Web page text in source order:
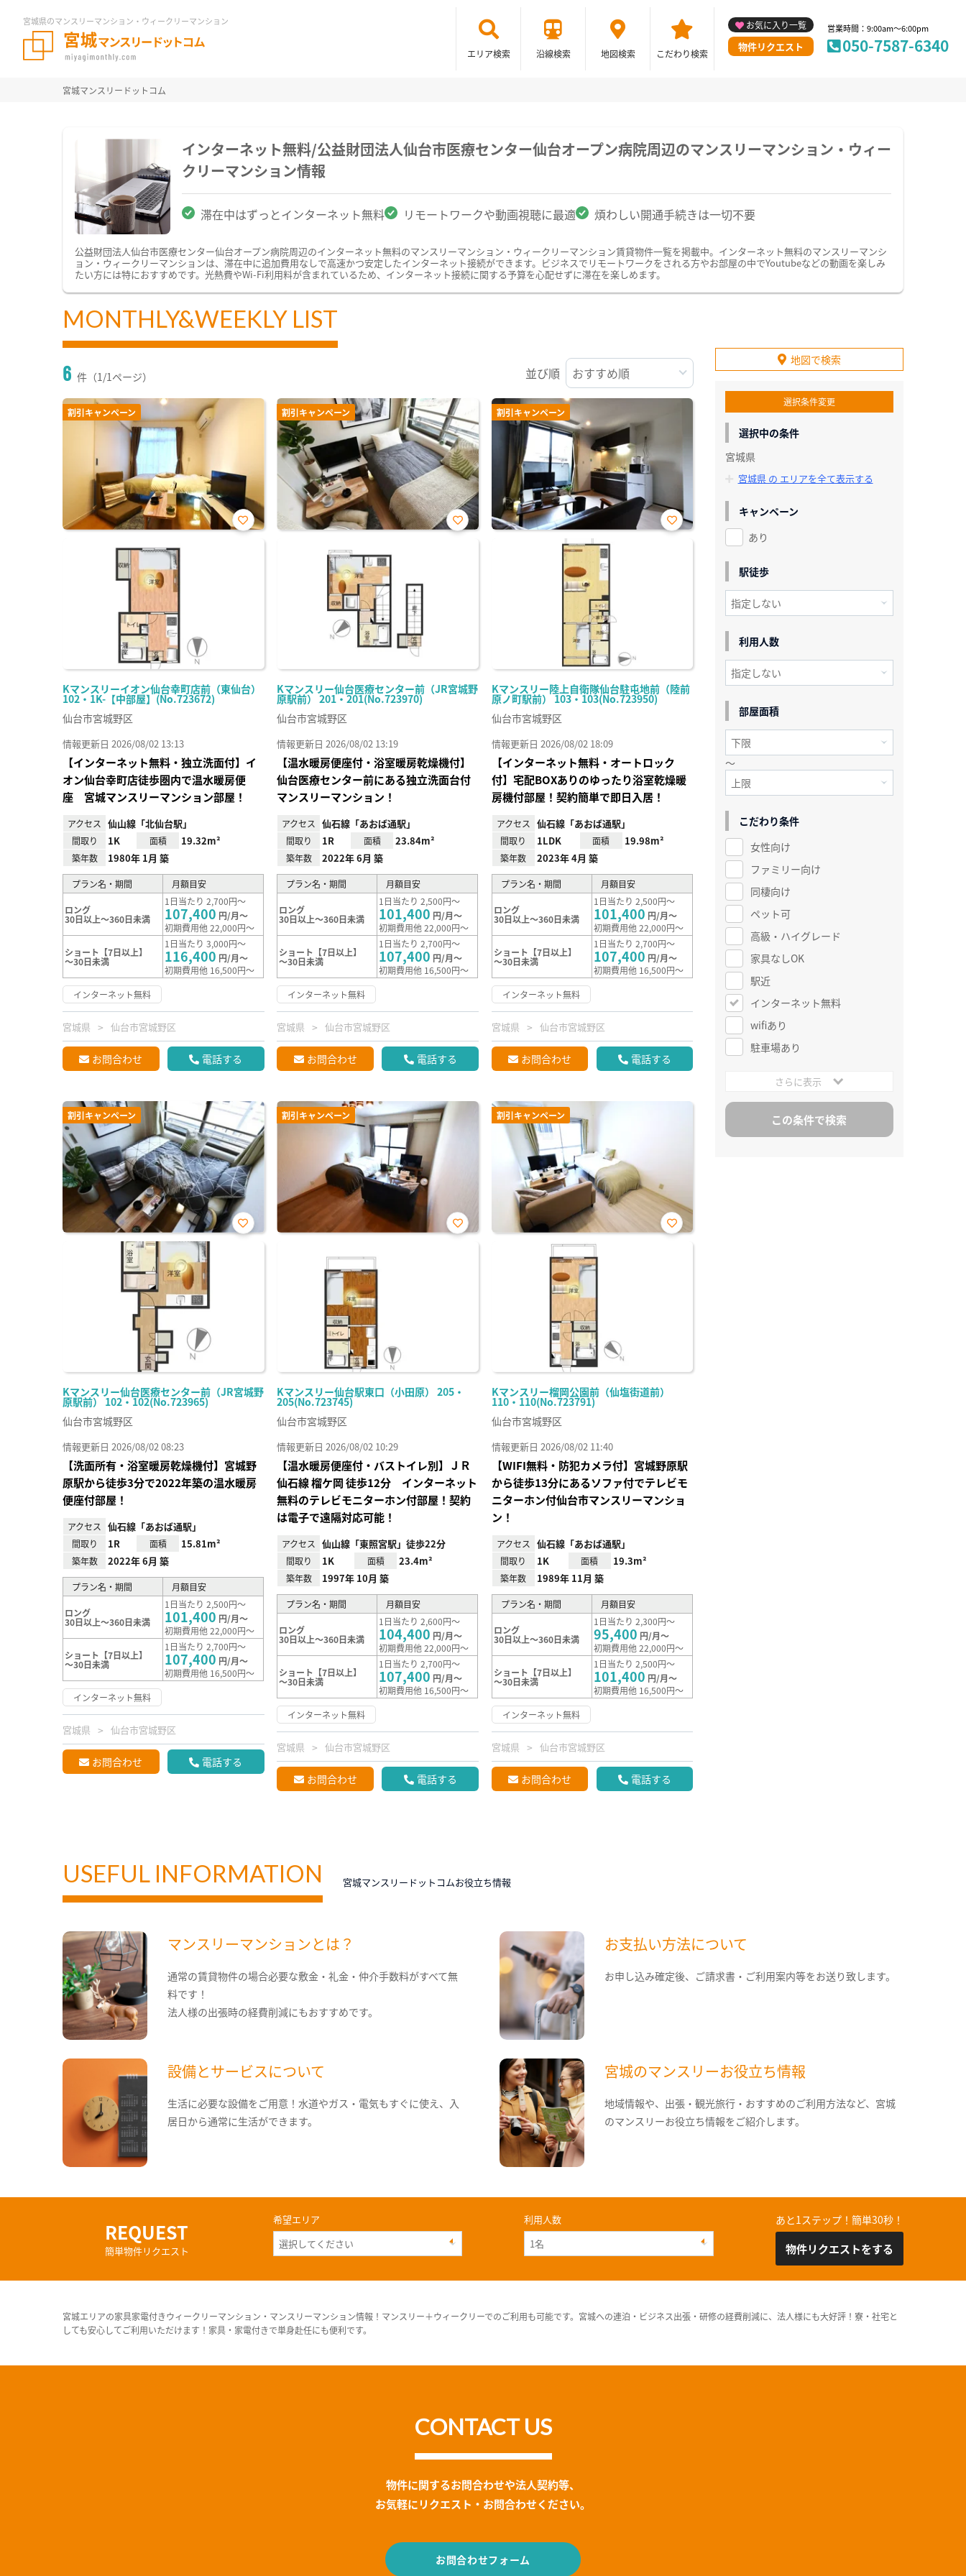
宮城県のマンスリーマンション・ウィークリーマンション
エリア検索 沿線検索 地図検索 こだわり検索
お気に入り一覧
物件リクエスト
営業時間：9:00am～6:00pm
050-7587-6340
宮城マンスリードットコム
インターネット無料/公益財団法人仙台市医療センター仙台オープン病院周辺のマンスリーマンション・ウィー
クリーマンション情報
滞在中はずっとインターネット無料 リモートワークや動画視聴に最適 煩わしい開通手続きは一切不要
公益財団法人仙台市医療センター仙台オープン病院周辺のインターネット無料のマンスリーマンション・ウィークリーマンション賃貸物件一覧を掲載中。インターネット無料のマンスリーマンシ
ョン・ウィークリーマンションは、滞在中に追加費用なしで高速かつ安定したインターネット接続ができます。ビジネスでリモートワークをされる方やお部屋の中でYoutubeなどの動画を楽しみ
たい方には特におすすめです。光熱費やWi-Fi利用料が含まれているため、インターネット接続に関する予算を心配せずに滞在を楽しめます。
MONTHLY&WEEKLY LIST
6 件（1/1ページ） 並び順
割引キャンペーン
Kマンスリーイオン仙台幸町店前（東仙台）
102・1K-【中部屋】(No.723672)
お気
仙台市宮城野区
情報更新日 2026/08/02 13:13
【インターネット無料・独立洗面付】イ
オン仙台幸町店徒歩圏内で温水暖房便
座 宮城マンスリーマンション部屋！
アクセス 仙山線「北仙台駅」
間取り 1K 面積 19.32m²
築年数 1980年 1月 築
プラン名・期間 月額目安
ロング
30日以上～360日未満
1日当たり 2,700円～
107,400 円/月～
初期費用他 22,000円～
ショート【7日以上】
～30日未満
1日当たり 3,000円～
116,400 円/月～
初期費用他 16,500円～
インターネット無料
宮城県 仙台市宮城野区
お問合わせ 電話する
割引キャンペーン
Kマンスリー仙台医療センター前（JR宮城野
原駅前） 201・201(No.723970)
お気
仙台市宮城野区
情報更新日 2026/08/02 13:19
【温水暖房便座付・浴室暖房乾燥機付】
仙台医療センター前にある独立洗面台付
マンスリーマンション！
アクセス 仙石線「あおば通駅」
間取り 1R 面積 23.84m²
築年数 2022年 6月 築
プラン名・期間 月額目安
ロング
30日以上～360日未満
1日当たり 2,500円～
101,400 円/月～
初期費用他 22,000円～
ショート【7日以上】
～30日未満
1日当たり 2,700円～
107,400 円/月～
初期費用他 16,500円～
インターネット無料
宮城県 仙台市宮城野区
お問合わせ 電話する
割引キャンペーン
Kマンスリー陸上自衛隊仙台駐屯地前（陸前
原ノ町駅前） 103・103(No.723950)
お気
仙台市宮城野区
情報更新日 2026/08/02 18:09
【インターネット無料・オートロック
付】宅配BOXありのゆったり浴室乾燥暖
房機付部屋！契約簡単で即日入居！
アクセス 仙石線「あおば通駅」
間取り 1LDK 面積 19.98m²
築年数 2023年 4月 築
プラン名・期間 月額目安
ロング
30日以上～360日未満
1日当たり 2,500円～
101,400 円/月～
初期費用他 22,000円～
ショート【7日以上】
～30日未満
1日当たり 2,700円～
107,400 円/月～
初期費用他 16,500円～
インターネット無料
宮城県 仙台市宮城野区
お問合わせ 電話する
割引キャンペーン
Kマンスリー仙台医療センター前（JR宮城野
原駅前） 102・102(No.723965)
お気
仙台市宮城野区
情報更新日 2026/08/02 08:23
【洗面所有・浴室暖房乾燥機付】宮城野
原駅から徒歩3分で2022年築の温水暖房
便座付部屋！
アクセス 仙石線「あおば通駅」
間取り 1R 面積 15.81m²
築年数 2022年 6月 築
プラン名・期間 月額目安
ロング
30日以上～360日未満
1日当たり 2,500円～
101,400 円/月～
初期費用他 22,000円～
ショート【7日以上】
～30日未満
1日当たり 2,700円～
107,400 円/月～
初期費用他 16,500円～
インターネット無料
宮城県 仙台市宮城野区
お問合わせ 電話する
割引キャンペーン
Kマンスリー仙台駅東口（小田原） 205・
205(No.723745)
お気
仙台市宮城野区
情報更新日 2026/08/02 10:29
【温水暖房便座付・バストイレ別】ＪＲ
仙⽯線 榴ケ岡 徒歩12分 インターネット
無料のテレビモニターホン付部屋！契約
は電子で遠隔対応可能！
アクセス 仙山線「東照宮駅」徒歩22分
間取り 1K 面積 23.4m²
築年数 1997年 10月 築
プラン名・期間 月額目安
ロング
30日以上～360日未満
1日当たり 2,600円～
104,400 円/月～
初期費用他 22,000円～
ショート【7日以上】
～30日未満
1日当たり 2,700円～
107,400 円/月～
初期費用他 16,500円～
インターネット無料
宮城県 仙台市宮城野区
お問合わせ 電話する
割引キャンペーン
Kマンスリー榴岡公園前（仙塩街道前）
110・110(No.723791)
お気
仙台市宮城野区
情報更新日 2026/08/02 11:40
【WIFI無料・防犯カメラ付】宮城野原駅
から徒歩13分にあるソファ付でテレビモ
ニターホン付仙台市マンスリーマンショ
ン！
アクセス 仙石線「あおば通駅」
間取り 1K 面積 19.3m²
築年数 1989年 11月 築
プラン名・期間 月額目安
ロング
30日以上～360日未満
1日当たり 2,300円～
95,400 円/月～
初期費用他 22,000円～
ショート【7日以上】
～30日未満
1日当たり 2,500円～
101,400 円/月～
初期費用他 16,500円～
インターネット無料
宮城県 仙台市宮城野区
お問合わせ 電話する
地図で検索
選択条件変更
選択中の条件
宮城県
宮城県 の エリアを全て表示する
キャンペーン
あり
駅徒歩
利用人数
部屋面積
～
こだわり条件
女性向け
ファミリー向け
同棲向け
ペット可
高級・ハイグレード
家具なしOK
駅近
インターネット無料
wifiあり
駐車場あり
さらに表示
USEFUL INFORMATION 宮城マンスリードットコムお役立ち情報
マンスリーマンションとは？
通常の賃貸物件の場合必要な敷金・礼金・仲介手数料がすべて無
料です！
法人様の出張時の経費削減にもおすすめです。
お支払い方法について
お申し込み確定後、ご請求書・ご利用案内等をお送り致します。
設備とサービスについて
生活に必要な設備をご用意！水道やガス・電気もすぐに使え、入
居日から通常に生活ができます。
宮城のマンスリーお役立ち情報
地域情報や、出張・観光旅行・おすすめのご利用方法など、宮城
のマンスリーお役立ち情報をご紹介します。
REQUEST
簡単物件リクエスト
希望エリア 利用人数 あと1ステップ！簡単30秒！
物件リクエストをする
宮城エリアの家具家電付きウィークリーマンション・マンスリーマンション情報！マンスリー＋ウィークリーでのご利用も可能です。宮城への連泊・ビジネス出張・研修の経費削減に、法人様にも大好評！寮・社宅と
しても安心してご利用いただけます！家具・家電付きで単身赴任にも便利です。
CONTACT US
物件に関するお問合わせや法人契約等、
お気軽にリクエスト・お問合わせください。
お問合わせフォーム